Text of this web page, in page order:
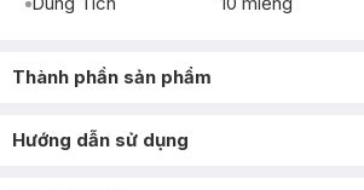
Thành phần sản phẩm
Hướng dẫn sử dụng